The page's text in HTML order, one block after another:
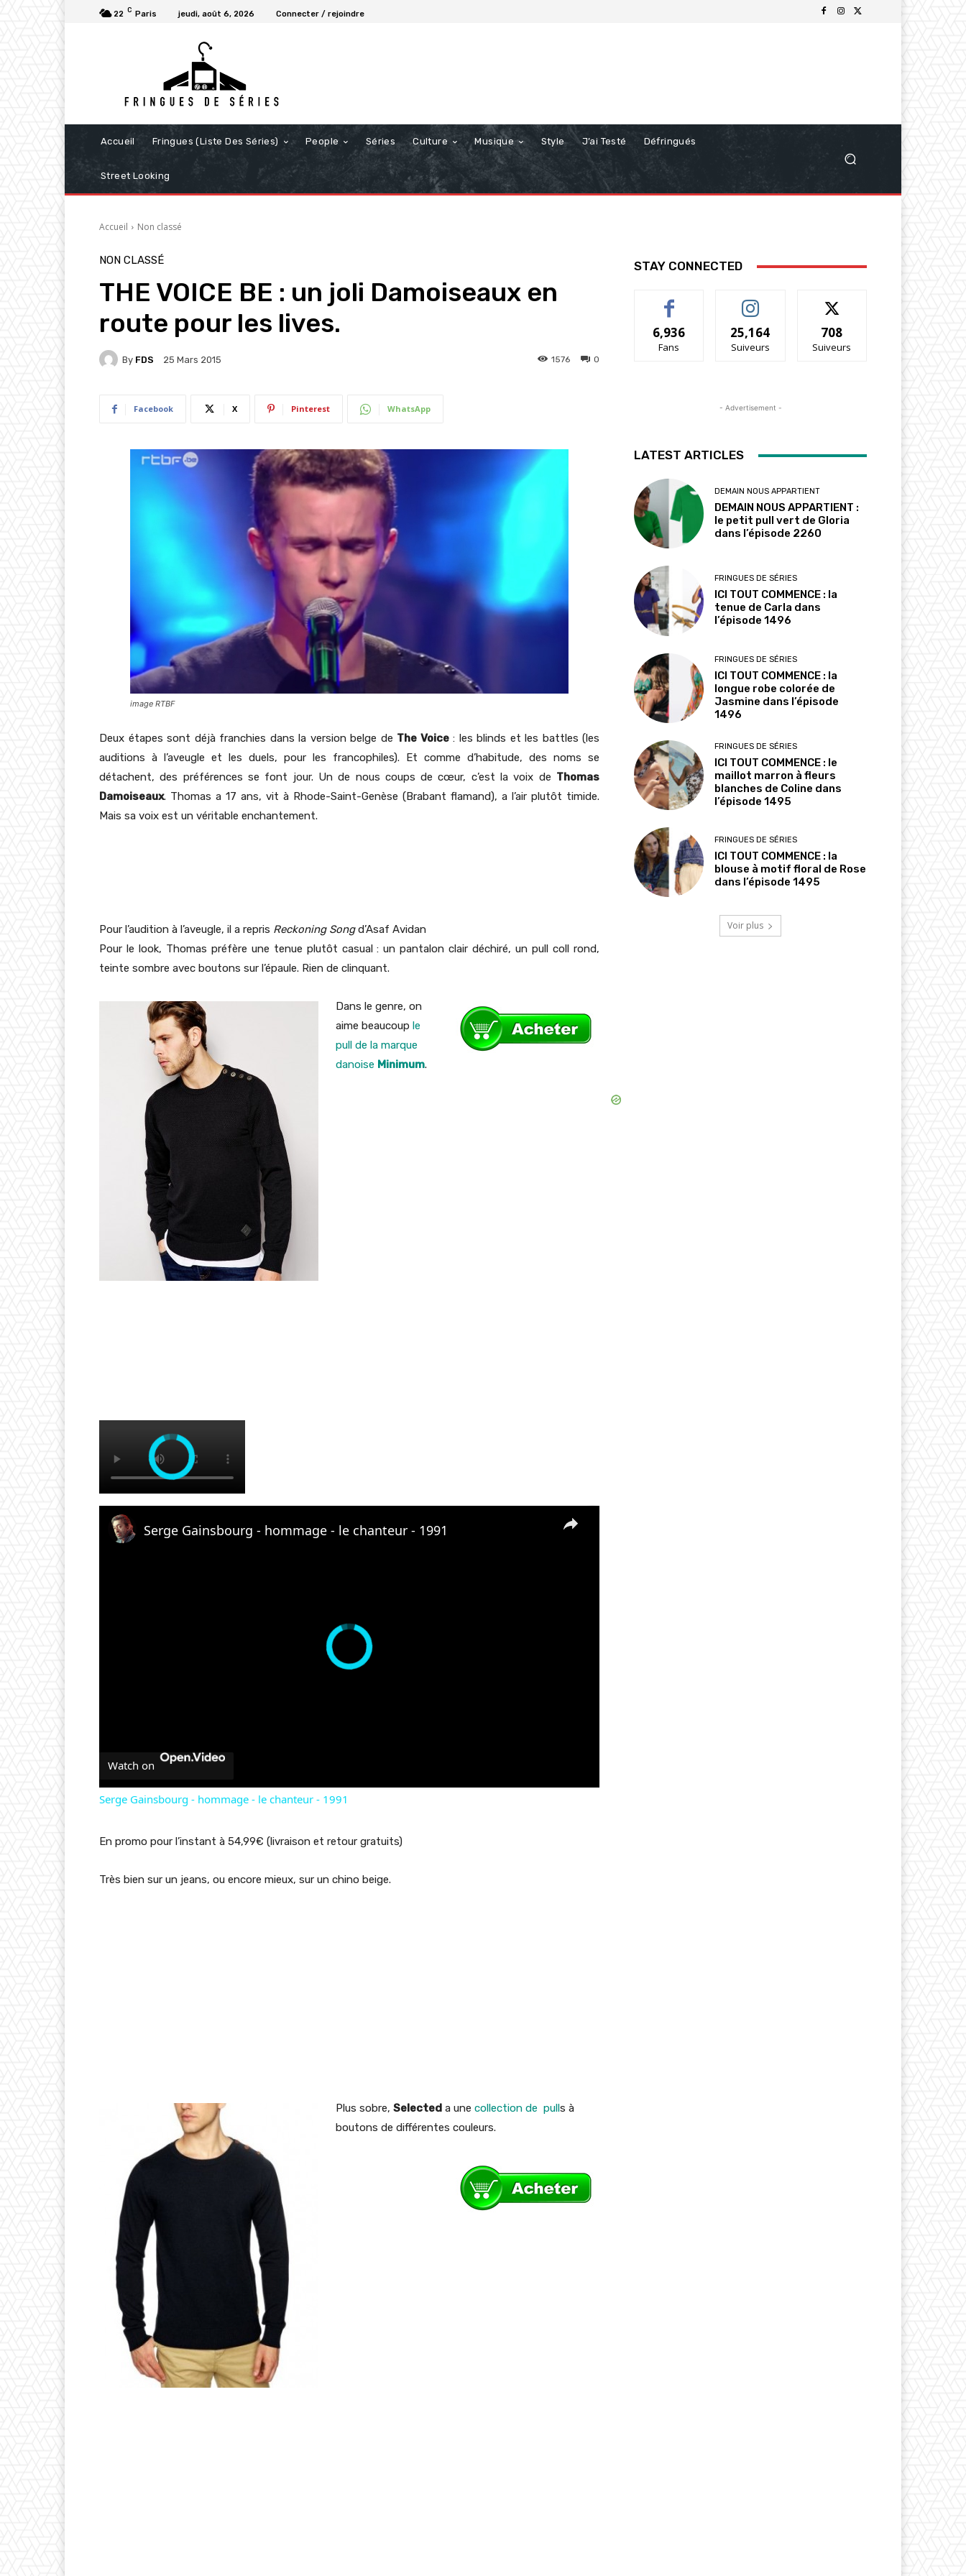
22 C Paris jeudi, août 6, 2026 Connecter / rejoindre
Accueil Fringues (Liste Des Séries) People Séries Culture Musique Style J’ai Testé Défringués
Street Looking
Accueil Non classé
NON CLASSÉ
THE VOICE BE : un joli Damoiseaux en
route pour les lives.
By FDS 25 Mars 2015 0
1576
Facebook X Pinterest WhatsApp
image RTBF
Deux étapes sont déjà franchies dans la version belge de The Voice: les blinds et les battles (les
auditions à l’aveugle et les duels, pour les francophiles). Et comme d’habitude, des noms se
détachent, des préférences se font jour. Un de nous coups de cœur, c’est la voix de Thomas
Damoiseaux. Thomas a 17 ans, vit à Rhode-Saint-Genèse (Brabant flamand), a l’air plutôt timide.
Mais sa voix est un véritable enchantement.
Pour l’audition à l’aveugle, il a repris Reckoning Songd’Asaf Avidan
Pour le look, Thomas préfère une tenue plutôt casual : un pantalon clair déchiré, un pull coll rond,
teinte sombre avec boutons sur l’épaule. Rien de clinquant.
Dans le genre, on
aime beaucoup le
pull de la marque
danoise Minimum.
Serge Gainsbourg - hommage - le chanteur - 1991
Watch on
Serge Gainsbourg - hommage - le chanteur - 1991
En promo pour l’instant à 54,99€ (livraison et retour gratuits)
Très bien sur un jeans, ou encore mieux, sur un chino beige.
Plus sobre, Selected a une collection de pulls à
boutons de différentes couleurs.
STAY CONNECTED
6,936
Fans
25,164
Suiveurs
708
Suiveurs
- Advertisement -
LATEST ARTICLES
DEMAIN NOUS APPARTIENT
DEMAIN NOUS APPARTIENT :
le petit pull vert de Gloria
dans l’épisode 2260
FRINGUES DE SÉRIES
ICI TOUT COMMENCE : la
tenue de Carla dans
l’épisode 1496
FRINGUES DE SÉRIES
ICI TOUT COMMENCE : la
longue robe colorée de
Jasmine dans l’épisode
1496
FRINGUES DE SÉRIES
ICI TOUT COMMENCE : le
maillot marron à fleurs
blanches de Coline dans
l’épisode 1495
FRINGUES DE SÉRIES
ICI TOUT COMMENCE : la
blouse à motif floral de Rose
dans l’épisode 1495
Voir plus